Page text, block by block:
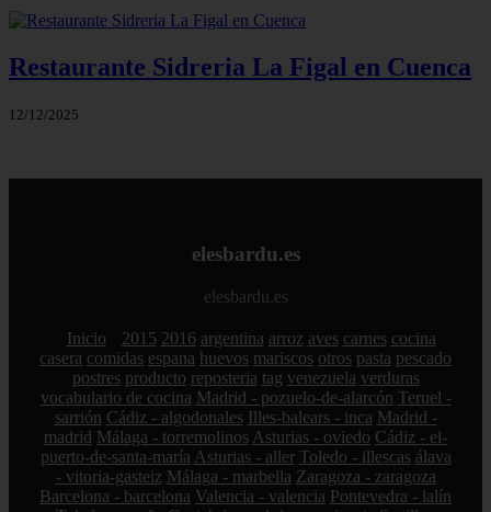
Restaurante Sidreria La Figal en Cuenca
12/12/2025
elesbardu.es
elesbardu.es
Inicio 2015 2016 argentina arroz aves carnes cocina
casera comidas espana huevos mariscos otros pasta pescado
postres producto reposteria tag venezuela verduras
vocabulario de cocina Madrid - pozuelo-de-alarcón Teruel -
sarrión Cádiz - algodonales Illes-balears - inca Madrid -
madrid Málaga - torremolinos Asturias - oviedo Cádiz - el-
puerto-de-santa-maría Asturias - aller Toledo - illescas álava
- vitoria-gasteiz Málaga - marbella Zaragoza - zaragoza
Barcelona - barcelona Valencia - valencia Pontevedra - lalín